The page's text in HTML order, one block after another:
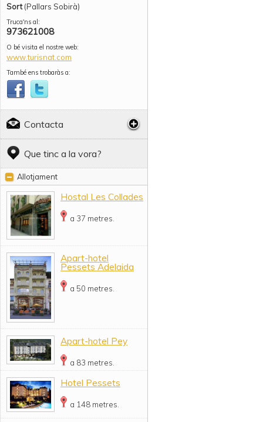
Sort(Pallars Sobirà)
Truca'ns al:
973621008
O bé visita el nostre web:
www.turisnat.com
També ens trobaràs a:
Contacta
Que tinc a la vora?
Allotjament
Hostal Les Collades
a 37 metres.
Apart-hotel
Pessets Adelaida
a 50 metres.
Apart-hotel Pey
a 83 metres.
Hotel Pessets
a 148 metres.